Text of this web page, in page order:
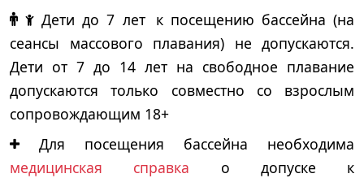
Дети до 7 лет
к посещению бассейна (на
сеансы массового плавания) не допускаются.
Дети от 7 до 14 лет на свободное плавание
допускаются только совместно со взрослым
сопровождающим 18+
Для посещения бассейна необходима
медицинская справка о допуске к